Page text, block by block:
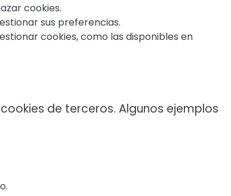
cookies.
sus preferencias.
cookies, como las disponibles en
de terceros. Algunos ejemplos